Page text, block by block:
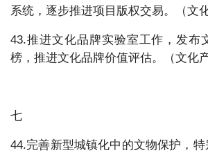
系统，逐步推进项目版权交易。（文
43.推进文化品牌实验室工作，发布
榜，推进文化品牌价值评估。（文化产
七
44.完善新型城镇化中的文物保护，